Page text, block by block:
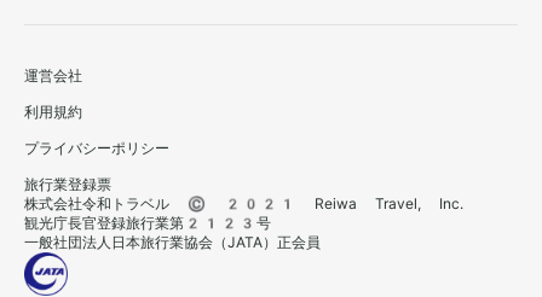
運営会社
利用規約
プライバシーポリシー
旅行業登録票
株式会社令和トラベル © 2021 Reiwa Travel, Inc.
観光庁長官登録旅行業第2123号
一般社団法人日本旅行業協会（JATA）正会員